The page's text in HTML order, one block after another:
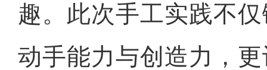
趣。此次手工实践不
动手能力与创造力，